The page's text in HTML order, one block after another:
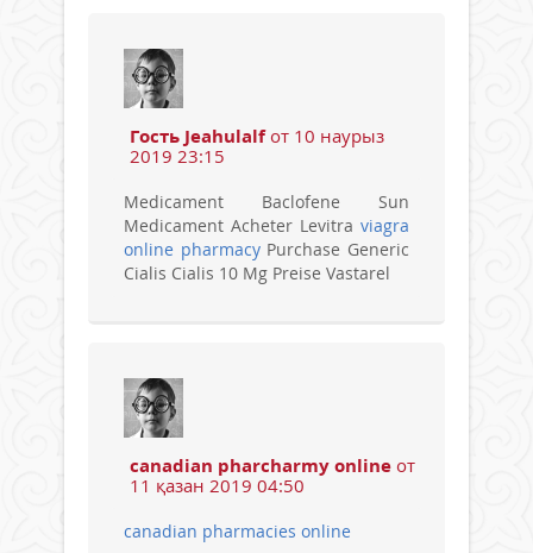
Гость Jeahulalfот 10 наурыз
2019 23:15
Medicament Baclofene Sun
Medicament Acheter Levitra viagra
online pharmacyPurchase Generic
Cialis Cialis 10 Mg Preise Vastarel
canadian pharcharmy online от
11 қазан 2019 04:50
canadian pharmacies online